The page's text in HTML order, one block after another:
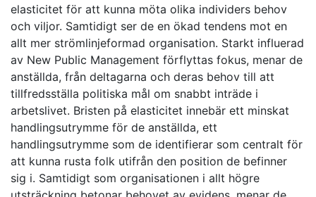
elasticitet för att kunna möta olika individers behov
och viljor. Samtidigt ser de en ökad tendens mot en
allt mer strömlinjeformad organisation. Starkt influerad
av New Public Management förflyttas fokus, menar de
anställda, från deltagarna och deras behov till att
tillfredsställa politiska mål om snabbt inträde i
arbetslivet. Bristen på elasticitet innebär ett minskat
handlingsutrymme för de anställda, ett
handlingsutrymme som de identifierar som centralt för
att kunna rusta folk utifrån den position de befinner
sig i. Samtidigt som organisationen i allt högre